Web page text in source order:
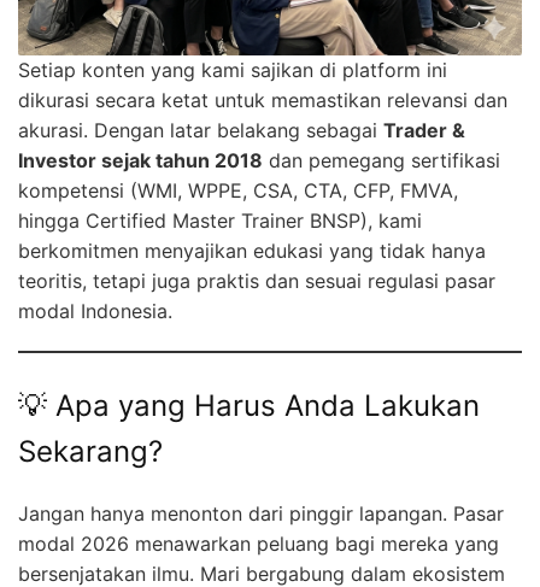
Setiap konten yang kami sajikan di platform ini
dikurasi secara ketat untuk memastikan relevansi dan
akurasi. Dengan latar belakang sebagai Trader &
Investor sejak tahun 2018 dan pemegang sertifikasi
kompetensi (WMI, WPPE, CSA, CTA, CFP, FMVA,
hingga Certified Master Trainer BNSP), kami
berkomitmen menyajikan edukasi yang tidak hanya
teoritis, tetapi juga praktis dan sesuai regulasi pasar
modal Indonesia.
💡 Apa yang Harus Anda Lakukan
Sekarang?
Jangan hanya menonton dari pinggir lapangan. Pasar
modal 2026 menawarkan peluang bagi mereka yang
bersenjatakan ilmu. Mari bergabung dalam ekosistem